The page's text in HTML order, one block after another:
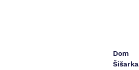
Dom
Šišarka